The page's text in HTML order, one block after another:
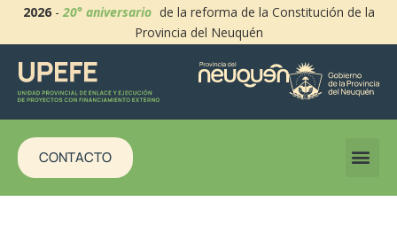
2026-20° aniversario de la reforma de la Constitución de la
Provincia del Neuquén
CONTACTO